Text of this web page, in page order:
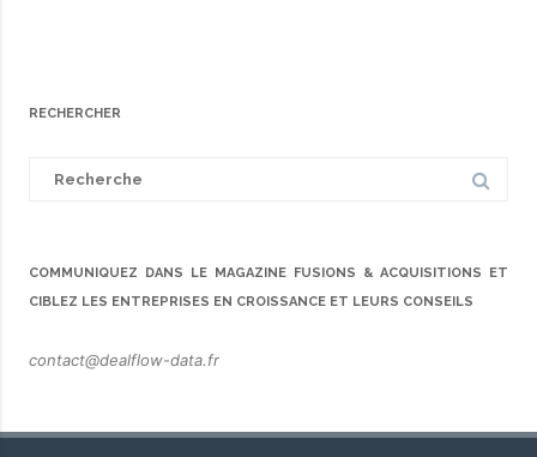
RECHERCHER
COMMUNIQUEZ DANS LE MAGAZINE FUSIONS & ACQUISITIONS ET
CIBLEZ LES ENTREPRISES EN CROISSANCE ET LEURS CONSEILS
contact@dealflow-data.fr